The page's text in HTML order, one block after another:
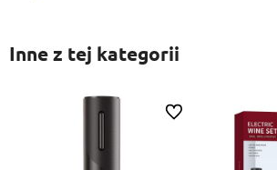
Inne z tej kategorii
Do ulubionych